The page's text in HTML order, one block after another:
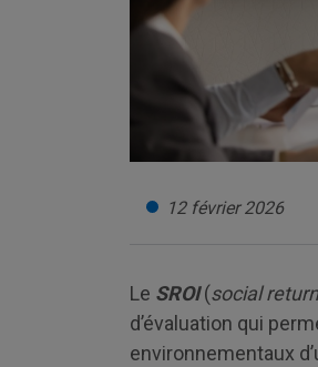
12 février 2026
Le SROI(social
d’évaluation qui
environnementaux